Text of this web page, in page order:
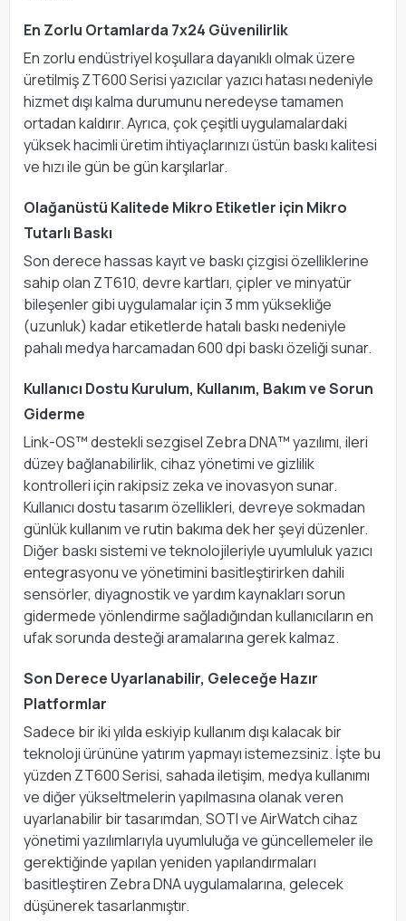
En Zorlu Ortamlarda 7x24 Güvenilirlik
En zorlu endüstriyel koşullara dayanıklı olmak üzere
üretilmiş ZT600 Serisi yazıcılar yazıcı hatası nedeniyle
hizmet dışı kalma durumunu neredeyse tamamen
ortadan kaldırır. Ayrıca, çok çeşitli uygulamalardaki
yüksek hacimli üretim ihtiyaçlarınızı üstün baskı kalitesi
ve hızı ile gün be gün karşılarlar.
Olağanüstü Kalitede Mikro Etiketler için Mikro
Tutarlı Baskı
Son derece hassas kayıt ve baskı çizgisi özelliklerine
sahip olan ZT610, devre kartları, çipler ve minyatür
bileşenler gibi uygulamalar için 3 mm yüksekliğe
(uzunluk) kadar etiketlerde hatalı baskı nedeniyle
pahalı medya harcamadan 600 dpi baskı özeliği sunar.
Kullanıcı Dostu Kurulum, Kullanım, Bakım ve Sorun
Giderme
Link-OS™ destekli sezgisel Zebra DNA™ yazılımı, ileri
düzey bağlanabilirlik, cihaz yönetimi ve gizlilik
kontrolleri için rakipsiz zeka ve inovasyon sunar.
Kullanıcı dostu tasarım özellikleri, devreye sokmadan
günlük kullanım ve rutin bakıma dek her şeyi düzenler.
Diğer baskı sistemi ve teknolojileriyle uyumluluk yazıcı
entegrasyonu ve yönetimini basitleştirirken dahili
sensörler, diyagnostik ve yardım kaynakları sorun
gidermede yönlendirme sağladığından kullanıcıların en
ufak sorunda desteği aramalarına gerek kalmaz.
Son Derece Uyarlanabilir, Geleceğe Hazır
Platformlar
Sadece bir iki yılda eskiyip kullanım dışı kalacak bir
teknoloji ürününe yatırım yapmayı istemezsiniz. İşte bu
yüzden ZT600 Serisi, sahada iletişim, medya kullanımı
ve diğer yükseltmelerin yapılmasına olanak veren
uyarlanabilir bir tasarımdan, SOTI ve AirWatch cihaz
yönetimi yazılımlarıyla uyumluluğa ve güncellemeler ile
gerektiğinde yapılan yeniden yapılandırmaları
basitleştiren Zebra DNA uygulamalarına, gelecek
düşünerek tasarlanmıştır.